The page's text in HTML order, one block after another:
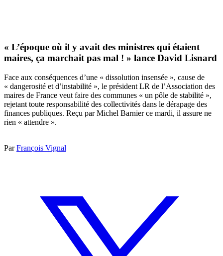
« L’époque où il y avait des ministres qui étaient
maires, ça marchait pas mal ! » lance David Lisnard
Face aux conséquences d’une « dissolution insensée », cause de
« dangerosité et d’instabilité », le président LR de l’Association des
maires de France veut faire des communes « un pôle de stabilité »,
rejetant toute responsabilité des collectivités dans le dérapage des
finances publiques. Reçu par Michel Barnier ce mardi, il assure ne
rien « attendre ».
ParFrançois Vignal